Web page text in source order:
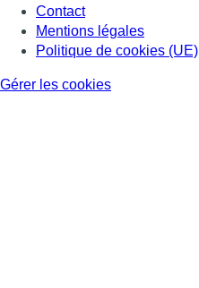
Contact
Mentions légales
Politique de cookies (UE)
Gérer les cookies